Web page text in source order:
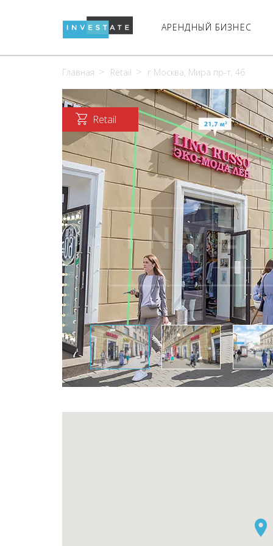
АРЕНДНЫЙ БИЗНЕС
Главная Retail г Москва, Мира пр-т, 46
Retail